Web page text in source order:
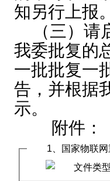
知另行上报
（三）
我委批复的
一批批复一
告，并根据
示。
附件：
1、国家物联